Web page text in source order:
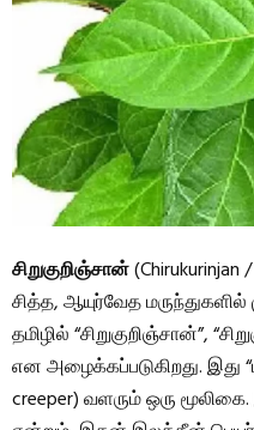
சிறுகுறிஞ்சான்
சித்த, ஆயுர்வேத
தமிழில் “சிறுகுறிஞ்சான்”,
என அழைக்கப்படுகிறது. இது
creeper) வளரும் ஒரு